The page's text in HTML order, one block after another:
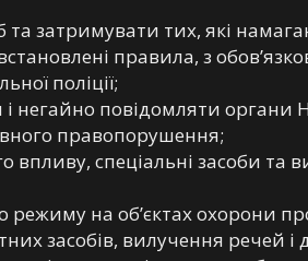
та затримувати тих, які
правила, з
поліції;
негайно повідомляти органи
правопорушення;
впливу, спеціальні засоби
режиму на об’єктах охорони
засобів, вилучення речей